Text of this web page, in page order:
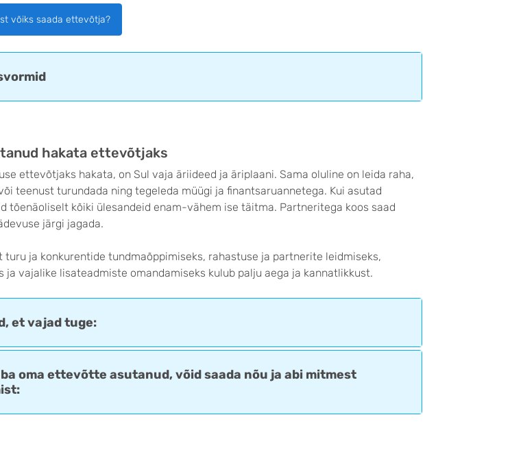
võiks saada ettevõtja?
hakata ettevõtjaks
ettevõtjaks hakata, on Sul vaja äriideed ja äriplaani. Sama oluline on leida raha,
teenust turundada ning tegeleda müügi ja finantsaruannetega. Kui asutad
tõenäoliselt kõiki ülesandeid enam-vähem ise täitma. Partneritega koos saad
järgi jagada.
turu ja konkurentide tundmaõppimiseks, rahastuse ja partnerite leidmiseks,
ja vajalike lisateadmiste omandamiseks kulub palju aega ja kannatlikkust.
et vajad tuge:
oma ettevõtte asutanud, võid saada nõu ja abi mitmest